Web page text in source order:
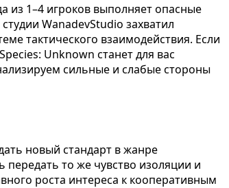
из 1–4 игроков выполняет опасные
WanadevStudio захватил
тактического взаимодействия. Если
Unknown станет для вас
сильные и слабые стороны
новый стандарт в жанре
то же чувство изоляции и
роста интереса к кооперативным